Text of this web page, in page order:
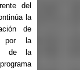
del
la
de
por la
de la